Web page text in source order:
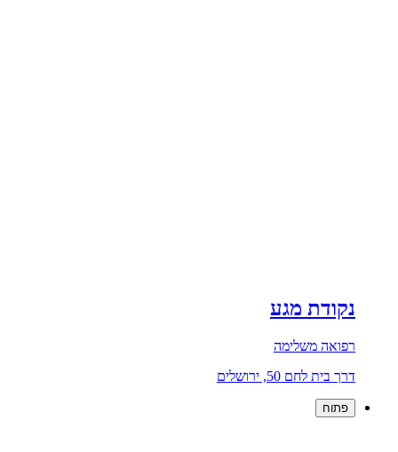
נקודת מגע
רפואה משלימה
דרך בית לחם 50, ירושלים
פתוח